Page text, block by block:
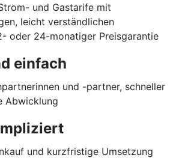
und Gastarife mit
leicht verständlichen
oder 24-monatiger Preisgarantie
einfach
und -partner, schneller
Abwicklung
und kurzfristige Umsetzung